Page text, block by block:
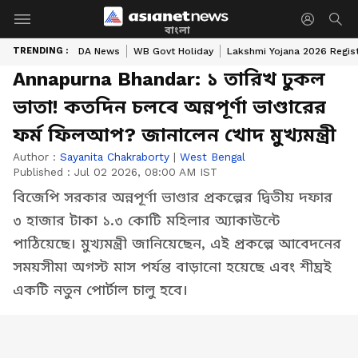
বাংলা
TRENDING : DA News WB Govt Holiday Lakshmi Yojana 2026
Annapurna Bhandar: ১ তারিখ ঢুকল
ভাতা! কতদিন চলবে অন্নপূর্ণা ভাণ্ডারের
ফর্ম ফিলআপ? জানালেন খোদ মুখ্যমন্ত্রী
Author : Sayanita Chakraborty | West Bengal
Published : Jul 02 2026, 08:00 AM IST
বিজেপি সরকার অন্নপূর্ণা ভাণ্ডার প্রকল্পের দ্বিতীয় দফার
৩ হাজার টাকা ১.৩ কোটি মহিলার অ্যাকাউন্টে
পাঠিয়েছে। মুখ্যমন্ত্রী জানিয়েছেন, এই প্রকল্পে আবেদনের
সময়সীমা অগস্ট মাস পর্যন্ত বাড়ানো হয়েছে এবং শীঘ্রই
একটি নতুন পোর্টাল চালু হবে।